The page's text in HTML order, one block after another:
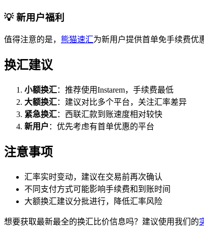
💡 新用户福利
值得注意的是， 熊猫速汇为新用户提供首单免手续费优
换汇建议
小额换汇：推荐使用Instarem，手续费最低
大额换汇：建议对比多个平台，关注汇率差异
紧急换汇：西联汇款到账速度相对较快
新用户 ：优先考虑有首单优惠的平台
注意事项
汇率实时变动，建议在交易前再次确认
不同支付方式可能影响手续费和到账时间
大额换汇建议分批进行，降低汇率风险
想要获取最新最全的换汇比价信息吗？建议使用我们的